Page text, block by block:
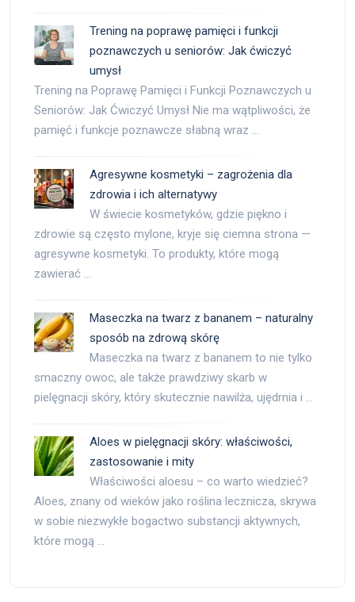
Trening na poprawę pamięci i funkcji
poznawczych u seniorów: Jak ćwiczyć
umysł
Trening na Poprawę Pamięci i Funkcji Poznawczych u
Seniorów: Jak Ćwiczyć Umysł Nie ma wątpliwości, że
pamięć i funkcje poznawcze słabną wraz …
Agresywne kosmetyki – zagrożenia dla
zdrowia i ich alternatywy
W świecie kosmetyków, gdzie piękno i
zdrowie są często mylone, kryje się ciemna strona —
agresywne kosmetyki. To produkty, które mogą
zawierać …
Maseczka na twarz z bananem – naturalny
sposób na zdrową skórę
Maseczka na twarz z bananem to nie tylko
smaczny owoc, ale także prawdziwy skarb w
pielęgnacji skóry, który skutecznie nawilża, ujędrnia i …
Aloes w pielęgnacji skóry: właściwości,
zastosowanie i mity
Właściwości aloesu – co warto wiedzieć?
Aloes, znany od wieków jako roślina lecznicza, skrywa
w sobie niezwykłe bogactwo substancji aktywnych,
które mogą …